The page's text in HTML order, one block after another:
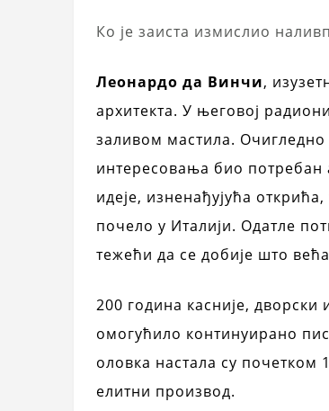
Ко је заиста измислио
Леонардо да Винчи,
архитекта. У његовој
заливом мастила. Очигледно
интересовања био потребан
идеје, изненађујућа
почело у Италији. Одатле
тежећи да се добије што
200 година касније,
омогућило континуирано
оловка настала су почетком
елитни производ.